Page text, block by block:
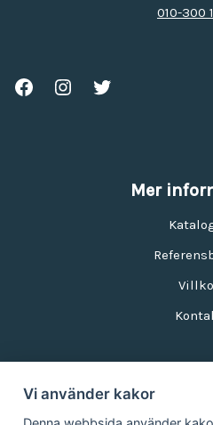
010-300
Mer
Vi använder kakor